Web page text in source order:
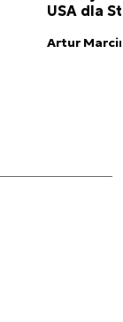
USA dla
Artur